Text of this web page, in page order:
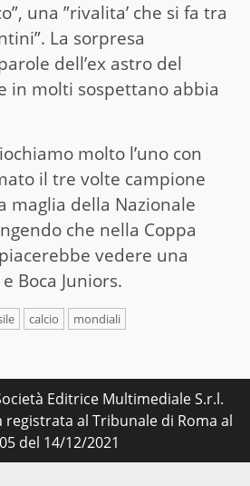
una ”rivalita’ che si fa tra
La sorpresa
dell’ex astro del
in molti sospettano abbia
molto l’uno con
il tre volte campione
maglia della Nazionale
che nella Coppa
vedere una
Boca Juniors.
calcio mondiali
Editrice Multimediale S.r.l.
al Tribunale di Roma al
del 14/12/2021